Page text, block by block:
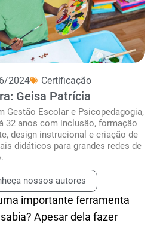
2024 Certificação
Geisa Patrícia
Gestão Escolar e Psicopedagogia,
32 anos com inclusão, formação
design instrucional e criação de
didáticos para grandes redes de
nossos autores
importante ferramenta
Apesar dela fazer